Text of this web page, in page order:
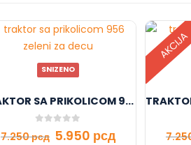
SNIZENO
TRAKTOR SA PRIKOLICOM 956 ZELENI
out of 5
7.250рсд 5.950 рсд
AKCIJA